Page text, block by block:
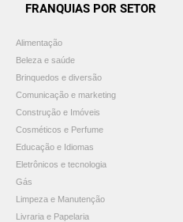
FRANQUIAS POR SETOR
Alimentação
Beleza e saúde
Brinquedos e diversão
Comunicação e marketing
Construção e Imóveis
Cosméticos e Perfume
Educação e Idiomas
Eletrônicos e tecnologia
Gás
Limpeza e Manutenção
Livraria e Papelaria